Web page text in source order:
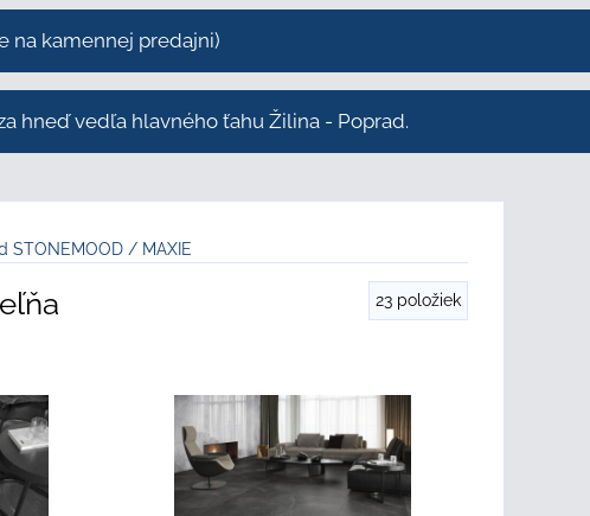
na kamennej predajni)
hneď vedľa hlavného ťahu Žilina - Poprad.
STONEMOOD / MAXIE
23 položiek